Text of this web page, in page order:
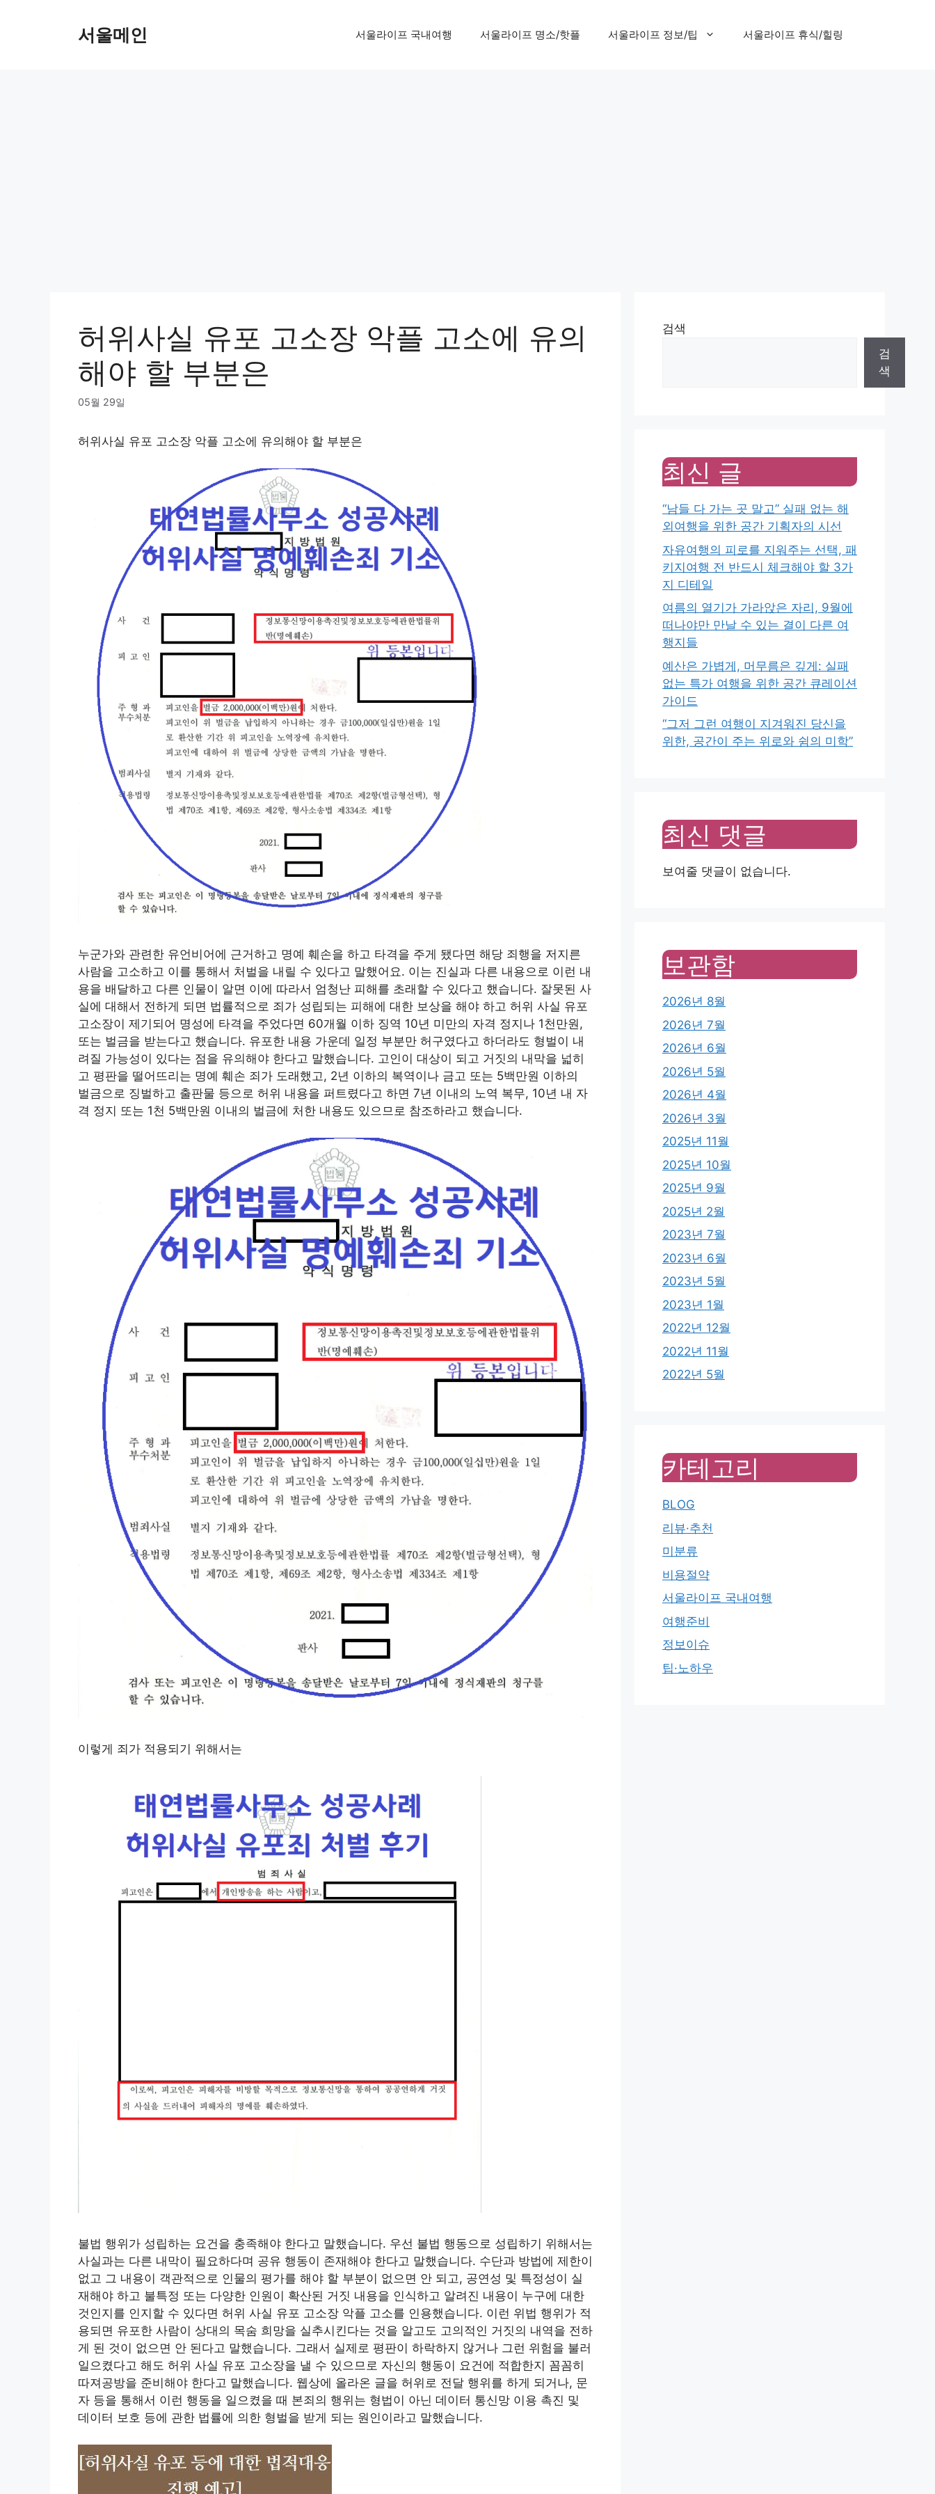
서울메인 서울라이프 국내여행 서울라이프 명소/핫플 서울라이프 정보/팁 서울라이프 휴식/힐링
허위사실 유포 고소장 악플 고소에 유의
해야 할 부분은
05월 29일
허위사실 유포 고소장 악플 고소에 유의해야 할 부분은
누군가와 관련한 유언비어에 근거하고 명예 훼손을 하고 타격을 주게 됐다면 해당 죄행을 저지른
사람을 고소하고 이를 통해서 처벌을 내릴 수 있다고 말했어요. 이는 진실과 다른 내용으로 이런 내
용을 배달하고 다른 인물이 알면 이에 따라서 엄청난 피해를 초래할 수 있다고 했습니다. 잘못된 사
실에 대해서 전하게 되면 법률적으로 죄가 성립되는 피해에 대한 보상을 해야 하고 허위 사실 유포
고소장이 제기되어 명성에 타격을 주었다면 60개월 이하 징역 10년 미만의 자격 정지나 1천만원,
또는 벌금을 받는다고 했습니다. 유포한 내용 가운데 일정 부분만 허구였다고 하더라도 형벌이 내
려질 가능성이 있다는 점을 유의해야 한다고 말했습니다. 고인이 대상이 되고 거짓의 내막을 넓히
고 평판을 떨어뜨리는 명예 훼손 죄가 도래했고, 2년 이하의 복역이나 금고 또는 5백만원 이하의
벌금으로 징벌하고 출판물 등으로 허위 내용을 퍼트렸다고 하면 7년 이내의 노역 복무, 10년 내 자
격 정지 또는 1천 5백만원 이내의 벌금에 처한 내용도 있으므로 참조하라고 했습니다.
이렇게 죄가 적용되기 위해서는
불법 행위가 성립하는 요건을 충족해야 한다고 말했습니다. 우선 불법 행동으로 성립하기 위해서는
사실과는 다른 내막이 필요하다며 공유 행동이 존재해야 한다고 말했습니다. 수단과 방법에 제한이
없고 그 내용이 객관적으로 인물의 평가를 해야 할 부분이 없으면 안 되고, 공연성 및 특정성이 실
재해야 하고 불특정 또는 다양한 인원이 확산된 거짓 내용을 인식하고 알려진 내용이 누구에 대한
것인지를 인지할 수 있다면 허위 사실 유포 고소장 악플 고소를 인용했습니다. 이런 위법 행위가 적
용되면 유포한 사람이 상대의 목숨 희망을 실추시킨다는 것을 알고도 고의적인 거짓의 내역을 전하
게 된 것이 없으면 안 된다고 말했습니다. 그래서 실제로 평판이 하락하지 않거나 그런 위험을 불러
일으켰다고 해도 허위 사실 유포 고소장을 낼 수 있으므로 자신의 행동이 요건에 적합한지 꼼꼼히
따져공방을 준비해야 한다고 말했습니다. 웹상에 올라온 글을 허위로 전달 행위를 하게 되거나, 문
자 등을 통해서 이런 행동을 일으켰을 때 본죄의 행위는 형법이 아닌 데이터 통신망 이용 촉진 및
데이터 보호 등에 관한 법률에 의한 형벌을 받게 되는 원인이라고 말했습니다.
검색
검
색
최신 글
“남들 다 가는 곳 말고” 실패 없는 해
외여행을 위한 공간 기획자의 시선
자유여행의 피로를 지워주는 선택, 패
키지여행 전 반드시 체크해야 할 3가
지 디테일
여름의 열기가 가라앉은 자리, 9월에
떠나야만 만날 수 있는 결이 다른 여
행지들
예산은 가볍게, 머무름은 깊게: 실패
없는 특가 여행을 위한 공간 큐레이션
가이드
“그저 그런 여행이 지겨워진 당신을
위한, 공간이 주는 위로와 쉼의 미학”
최신 댓글
보여줄 댓글이 없습니다.
보관함
2026년 8월
2026년 7월
2026년 6월
2026년 5월
2026년 4월
2026년 3월
2025년 11월
2025년 10월
2025년 9월
2025년 2월
2023년 7월
2023년 6월
2023년 5월
2023년 1월
2022년 12월
2022년 11월
2022년 5월
카테고리
BLOG
리뷰·추천
미분류
비용절약
서울라이프 국내여행
여행준비
정보이슈
팁·노하우